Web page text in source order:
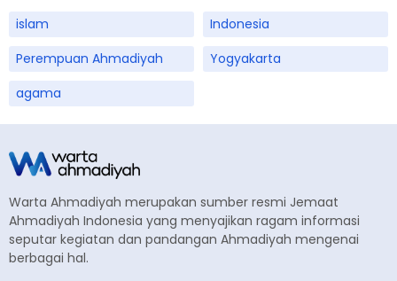
islam
Indonesia
Perempuan Ahmadiyah
Yogyakarta
agama
Warta Ahmadiyah merupakan sumber resmi Jemaat
Ahmadiyah Indonesia yang menyajikan ragam informasi
seputar kegiatan dan pandangan Ahmadiyah mengenai
berbagai hal.